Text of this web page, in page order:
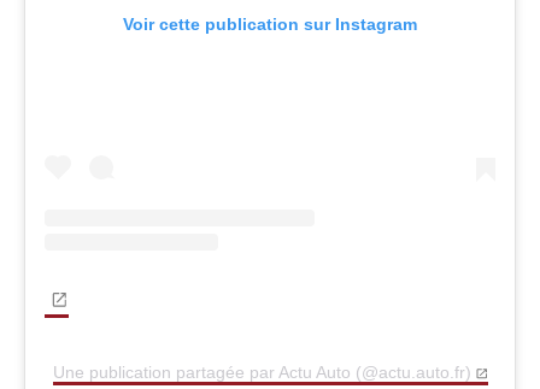
Voir cette publication sur Instagram
Une publication partagée par Actu Auto (@actu.auto.fr)